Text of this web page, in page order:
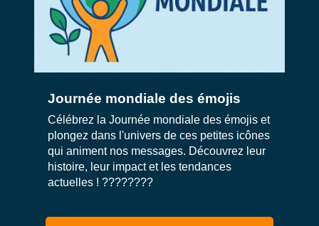
Journée mondiale des émojis
Célébrez la Journée mondiale des émojis et
plongez dans l'univers de ces petites icônes
qui animent nos messages. Découvrez leur
histoire, leur impact et les tendances
actuelles ! ????????